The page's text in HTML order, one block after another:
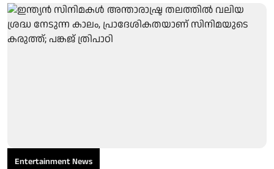
Entertainment News